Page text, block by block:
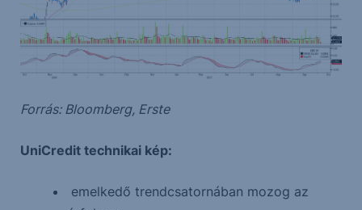
Forrás: Bloomberg, Erste
UniCredit technikai kép:
emelkedő trendcsatornában mozog az